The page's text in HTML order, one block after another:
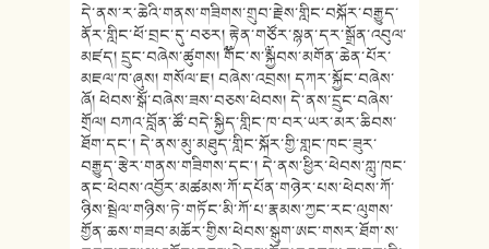
དེ་ནས་ར་ཆེའི་གནས་གཟིགས་གྲུབ་རྗེས་གླིང་བསྐོར་བརྒྱུད་
ནོར་གླིང་ཕོ་བྲང་དུ་བཅར། རྟེན་གཙོར་སྙན་དར་སྒྲོན་འབུལ་
མཛད། དྲུང་བཞེས་ཚུགས། ༸གོང་ས་༸སྐྱབས་མགོན་ཆེན་པོར་
མཇལ་ཁ་ཞུས། གསོལ་ཇ། བཞེས་འབྲས། དཀར་སྐྱོང་བཞེས་
ཞོ། ཕེབས་སྒོ་བཞེས་ཟས་བཅས་ཕེབས། དེ་ནས་དྲུང་བཞེས་
གྲོལ། བཀའ་བློན་ཚོ་བདེ་སྐྱིད་གླིང་ཁ་བར་ཡར་མར་ཆིབས་
ཐོག་དང༌། དེ་ནས་མུ་མཐུད་གླིང་སྐོར་གྱི་གླང་ཁང་ཟུར་
བརྒྱུད་རྩེར་གནས་གཟིགས་དང༌། དེ་ནས་ཕྱིར་ཕེབས་ཀླུ་ཁང་
ནང་ཕེབས་འབྱོར་མཚམས་ཀོ་དཔོན་གཉེར་པས་ཕེབས་ཀོ་
ཉིས་སྦྲེལ་གཉིས་ཏེ་གཏོང་མི་ཀོ་པ་རྣམས་ཀྱང་རང་ལུགས་
གྱོན་ཆས་གཟབ་མཆོར་གྱིས་ཕེབས་སྒུག་ཨང་གསར་ཐོག་ས་